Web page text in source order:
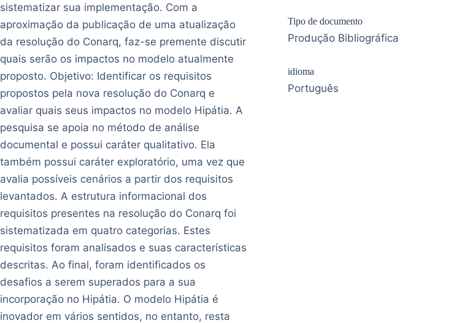
sistematizar sua implementação. Com a
aproximação da publicação de uma atualização
da resolução do Conarq, faz-se premente discutir
quais serão os impactos no modelo atualmente
proposto. Objetivo: Identificar os requisitos
propostos pela nova resolução do Conarq e
avaliar quais seus impactos no modelo Hipátia. A
pesquisa se apoia no método de análise
documental e possui caráter qualitativo. Ela
também possui caráter exploratório, uma vez que
avalia possíveis cenários a partir dos requisitos
levantados. A estrutura informacional dos
requisitos presentes na resolução do Conarq foi
sistematizada em quatro categorias. Estes
requisitos foram analisados e suas características
descritas. Ao final, foram identificados os
desafios a serem superados para a sua
incorporação no Hipátia. O modelo Hipátia é
inovador em vários sentidos, no entanto, resta
Tipo de documento
Produção Bibliográfica
idioma
Português